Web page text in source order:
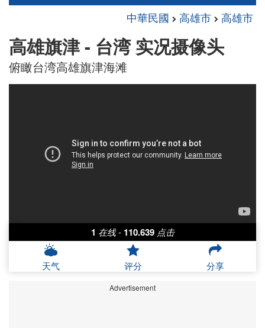
中華民國 高雄市 高雄市
高雄旗津 - 台湾 实况摄像头
俯瞰台湾高雄旗津海滩
1 在线 - 110.639 点击
天气 评分 分享
Advertisement